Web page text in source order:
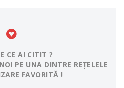
CE AI CITIT ?
PE UNA DINTRE REȚELELE
FAVORITĂ !